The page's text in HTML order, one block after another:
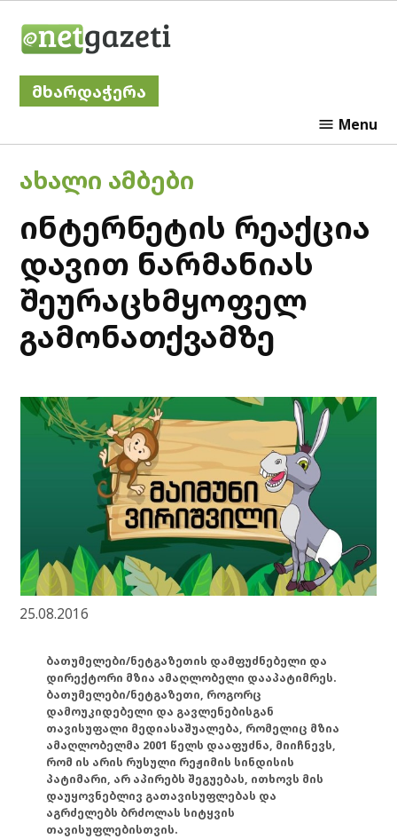
მხარდაჭერა
Menu
POSTED
IN
ᲐᲮᲐᲚᲘ ᲐᲛᲑᲔᲑᲘ
ინტერნეტის რეაქცია
დავით ნარმანიას
შეურაცხმყოფელ
გამონათქვამზე
25.08.2016
ბათუმელები/ნეტგაზეთის დამფუძნებელი და
დირექტორი მზია ამაღლობელი დააპატიმრეს.
ბათუმელები/ნეტგაზეთი, როგორც
დამოუკიდებელი და გავლენებისგან
თავისუფალი მედიასაშუალება, რომელიც მზია
ამაღლობელმა 2001 წელს დააფუძნა, მიიჩნევს,
რომ ის არის რუსული რეჟიმის სინდისის
პატიმარი, არ აპირებს შეგუებას, ითხოვს მის
დაუყოვნებლივ გათავისუფლებას და
აგრძელებს ბრძოლას სიტყვის
თავისუფლებისთვის.